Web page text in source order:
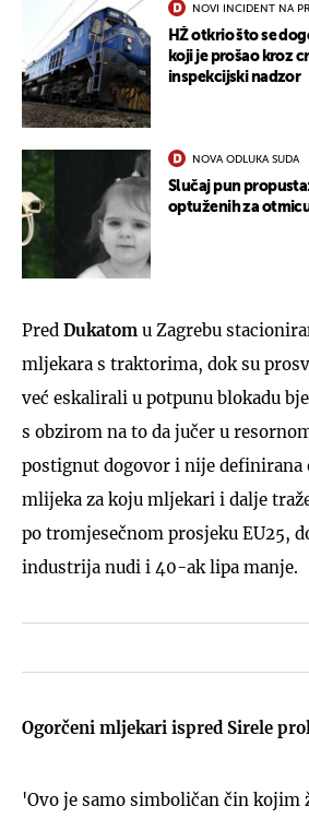
NOVI INCIDENT NA
HŽ otkrio što se
koji je prošao kroz
inspekcijski nadzor
NOVA ODLUKA SUDA
Slučaj pun
optuženih za
Pred Dukatom u Zagrebu
mljekara s traktorima, dok su
već eskalirali u potpunu blokadu
s obzirom na to da jučer u
postignut dogovor i nije definirana
mlijeka za koju mljekari i dalje
po tromjesečnom prosjeku EU25,
industrija nudi i 40-ak lipa manje.
Ogorčeni mljekari ispred Sirele
'Ovo je samo simboličan čin kojim